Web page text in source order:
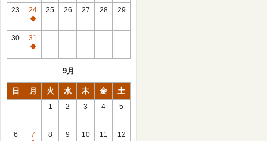
館
日
23
24
休
館
日
25 26 27 28 29
30
31
休
9月
日 月 火 水 木 金 土
1 2 3 4 5
6
7
8 9 10 11 12